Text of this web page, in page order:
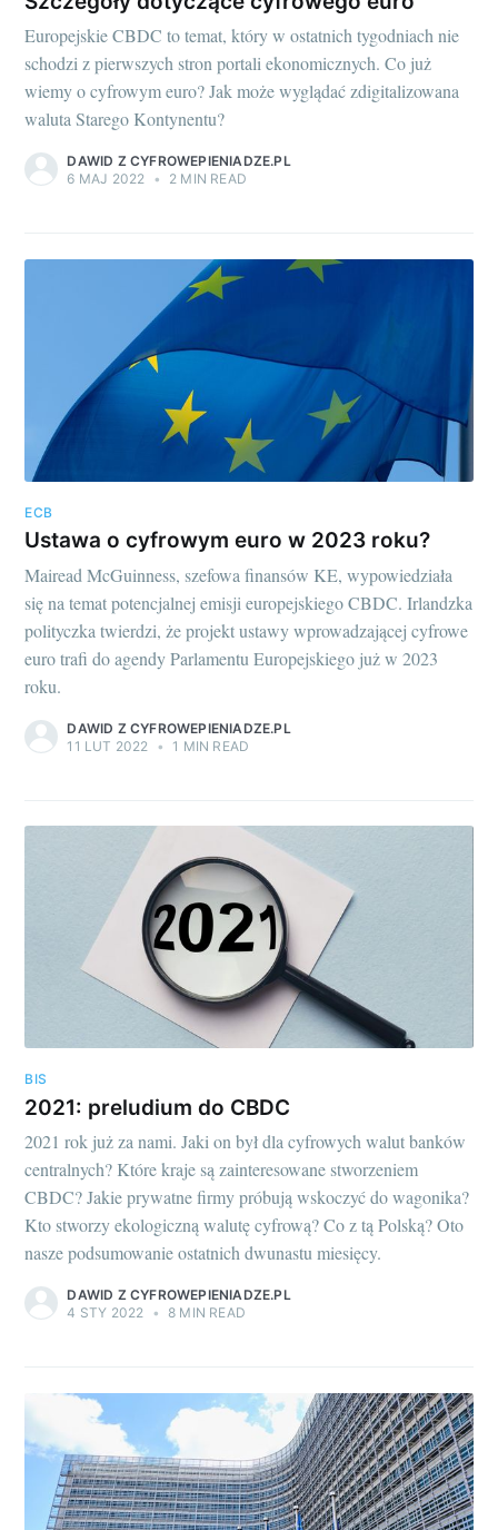
Europejskie CBDC to temat, który w ostatnich tygodniach nie
schodzi z pierwszych stron portali ekonomicznych. Co już
wiemy o cyfrowym euro? Jak może wyglądać zdigitalizowana
waluta Starego Kontynentu?
DAWID Z CYFROWEPIENIADZE.PL
6 MAJ 2022 • 2 MIN READ
ECB
Ustawa o cyfrowym euro w 2023 roku?
Mairead McGuinness, szefowa finansów KE, wypowiedziała
się na temat potencjalnej emisji europejskiego CBDC. Irlandzka
polityczka twierdzi, że projekt ustawy wprowadzającej cyfrowe
euro trafi do agendy Parlamentu Europejskiego już w 2023
roku.
DAWID Z CYFROWEPIENIADZE.PL
11 LUT 2022
• 1 MIN READ
BIS
2021: preludium do CBDC
2021 rok już za nami. Jaki on był dla cyfrowych walut banków
centralnych? Które kraje są zainteresowane stworzeniem
CBDC? Jakie prywatne firmy próbują wskoczyć do wagonika?
Kto stworzy ekologiczną walutę cyfrową? Co z tą Polską? Oto
nasze podsumowanie ostatnich dwunastu miesięcy.
DAWID Z CYFROWEPIENIADZE.PL
4 STY 2022 • 8 MIN READ